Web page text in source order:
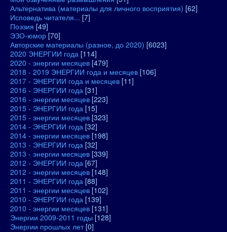
Альтернатива (материалы для личного восприятия) [62]
Исповедь читателя... [7]
Поэзия [49]
ЭЗО-юмор [70]
Авторские материалы (разное, до 2020) [6023]
2020 ЭНЕРГИИ года [114]
2020 - энергии месяцев [479]
2018 - 2019 ЭНЕРГИИ года и месяцев [106]
2017 - ЭНЕРГИИ года и месяцев [11]
2016 - ЭНЕРГИИ года [31]
2016 - энергии месяцев [223]
2015 - ЭНЕРГИИ года [15]
2015 - энергии месяцев [323]
2014 - ЭНЕРГИИ года [32]
2014 - энергии месяцев [198]
2013 - ЭНЕРГИИ года [32]
2013 - энергии месяцев [339]
2012 - ЭНЕРГИИ года [67]
2012 - энергии месяцев [148]
2011 - ЭНЕРГИИ года [88]
2011 - энергии месяцев [102]
2010 - ЭНЕРГИИ года [139]
2010 - энергии месяцев [131]
Энергии 2009-2011 годы [128]
Энергии прошлых лет [0]